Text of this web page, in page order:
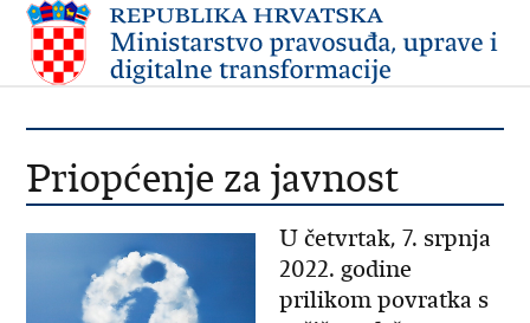
Priopćenje za javnost
U četvrtak, 7. srpnja
2022. godine
prilikom povratka s